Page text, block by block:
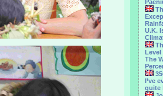
U.K.
Level
The
I’ve
quite